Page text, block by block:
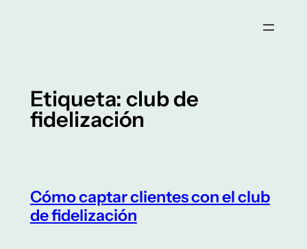
Etiqueta: club de
fidelización
Cómo captar clientes con el club
de fidelización